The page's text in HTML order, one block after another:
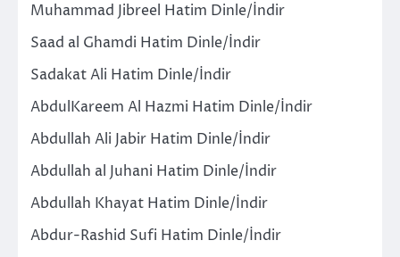
Muhammad Jibreel Hatim Dinle/İndir
Saad al Ghamdi Hatim Dinle/İndir
Sadakat Ali Hatim Dinle/İndir
AbdulKareem Al Hazmi Hatim Dinle/İndir
Abdullah Ali Jabir Hatim Dinle/İndir
Abdullah al Juhani Hatim Dinle/İndir
Abdullah Khayat Hatim Dinle/İndir
Abdur-Rashid Sufi Hatim Dinle/İndir